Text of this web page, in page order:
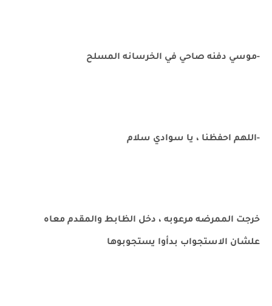
-موسي دفنه صاحي في الخرسانه المسلح
-اللهم احفظنا ، يا سوادي سلام
خرجت الممرضه مرعوبه ، دخل الظابط والمقدم معاه
علشان الاستجواب بدأوا يستجوبوها